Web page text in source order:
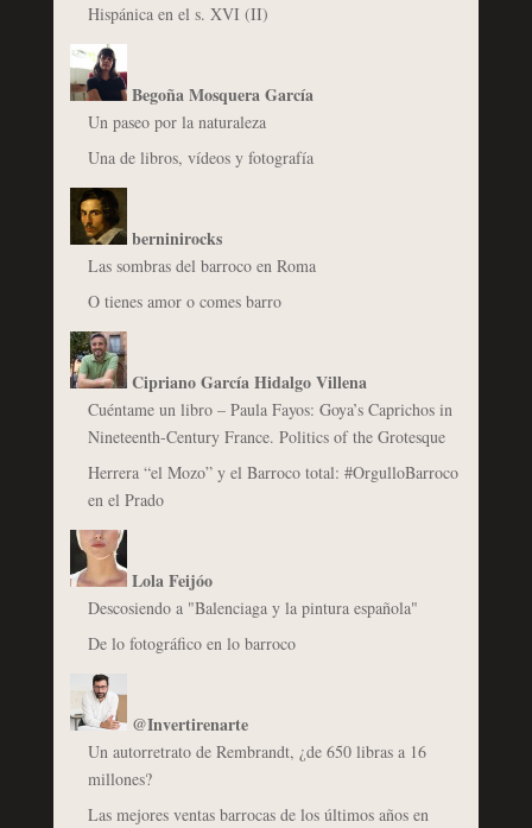
Hispánica en el s. XVI (II)
Begoña Mosquera García
Un paseo por la naturaleza
Una de libros, vídeos y fotografía
berninirocks
Las sombras del barroco en Roma
O tienes amor o comes barro
Cipriano García Hidalgo Villena
Cuéntame un libro – Paula Fayos: Goya’s Caprichos in
Nineteenth-Century France. Politics of the Grotesque
Herrera “el Mozo” y el Barroco total: #OrgulloBarroco
en el Prado
Lola Feijóo
Descosiendo a "Balenciaga y la pintura española"
De lo fotográfico en lo barroco
@Invertirenarte
Un autorretrato de Rembrandt, ¿de 650 libras a 16
millones?
Las mejores ventas barrocas de los últimos años en